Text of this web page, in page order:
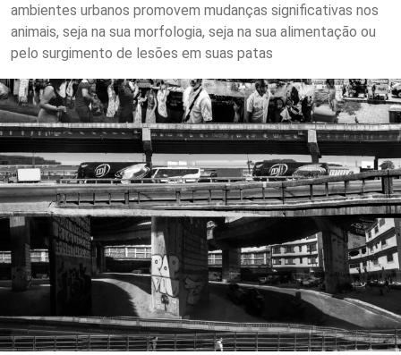
ambientes urbanos promovem mudanças significativas nos
animais, seja na sua morfologia, seja na sua alimentação ou
pelo surgimento de lesões em suas patas